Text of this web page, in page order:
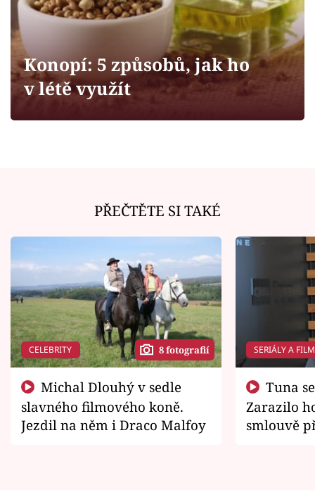
Sledujte prima+
Filmový festival Karlovy Vary
Sledujte nás
Konopí: 5 způsobů, jak ho
v létě využít
PŘEČTĚTE SI TAKÉ
CELEBRITY 8 fotografií
slavného filmového koně.
Jezdil na něm i Draco Malfoy
SERIÁLY A
Zarazilo
smlouvě